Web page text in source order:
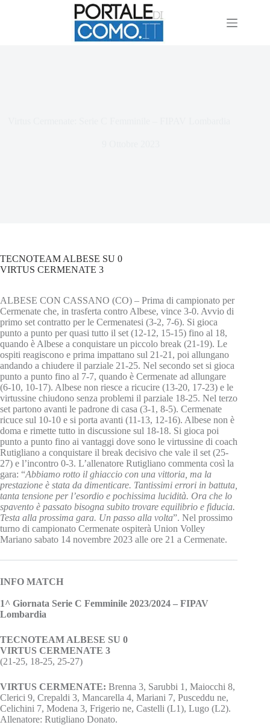
TECNOTEAM ALBESE SU 0
VIRTUS CERMENATE 3
ALBESE CON CASSANO (CO) – Prima di campionato per
Cermenate che, in trasferta contro Albese, vince 3-0. Avvio di
primo set contratto per le Cermenatesi (3-2, 7-6). Si gioca
punto a punto per quasi tutto il set (12-12, 15-15) fino al 18,
quando è Albese a conquistare un piccolo break (21-19). Le
ospiti reagiscono e prima impattano sul 21-21, poi allungano
andando a chiudere il parziale 21-25. Nel secondo set si gioca
punto a punto fino al 7-7, quando è Cermenate ad allungare
(6-10, 10-17). Albese non riesce a ricucire (13-20, 17-23) e le
virtussine chiudono senza problemi il parziale 18-25. Nel terzo
set partono avanti le padrone di casa (3-1, 8-5). Cermenate
ricuce sul 10-10 e si porta avanti (11-13, 12-16). Albese non è
doma e rimette tutto in discussione sul 18-18. Si gioca poi
punto a punto fino ai vantaggi dove sono le virtussine di coach
Rutigliano a conquistare il break decisivo che vale il set (25-
27) e l’incontro 0-3. L’allenatore Rutigliano commenta così la
gara: “Abbiamo rotto il ghiaccio con una vittoria, ma la
prestazione è stata da dimenticare. Tantissimi errori in battuta,
tanta tensione per l’esordio e pochissima lucidità. Ora che lo
spavento è passato bisogna subito trovare equilibrio e fiducia.
Testa alla prossima gara. Un passo alla volta”. Nel prossimo
turno di campionato Cermenate ospiterà Union Volley
Mariano sabato 14 novembre 2023 alle ore 21 a Cermenate.
INFO MATCH
1^ Giornata Serie C Femminile 2023/2024 – FIPAV
Lombardia
TECNOTEAM ALBESE SU 0
VIRTUS CERMENATE 3
(21-25, 18-25, 25-27)
VIRTUS CERMENATE: Brenna 3, Sarubbi 1, Maiocchi 8,
Clerici 9, Crepaldi 3, Mancarella 4, Mariani 7, Pusceddu ne,
Celichini 7, Modena 3, Frigerio ne, Castelli (L1), Lugo (L2).
Allenatore: Rutigliano Donato.